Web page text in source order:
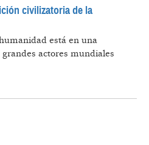
civilizatoria de la
está en una
actores mundiales